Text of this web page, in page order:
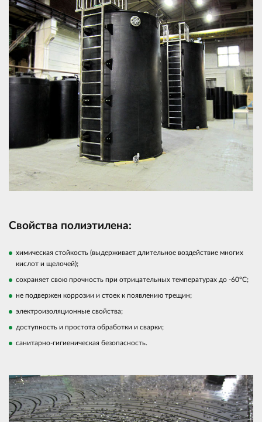
Свойства полиэтилена:
химическая стойкость (выдерживает длительное воздействие многих
кислот и щелочей);
сохраняет свою прочность при отрицательных температурах до -60°С;
не подвержен коррозии и стоек к появлению трещин;
электроизоляционные свойства;
доступность и простота обработки и сварки;
санитарно-гигиеническая безопасность.